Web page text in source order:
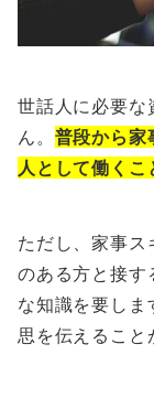
世話人に必要な
ん。 普段から家
人として働くこ
ただし、家事ス
のある方と接す
な知識を要しま
思を伝えること